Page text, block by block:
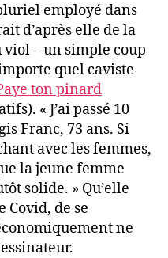
employé dans
d’après elle de la
– un simple coup
quel caviste
ton pinard
« J’ai passé 10
Franc, 73 ans. Si
avec les femmes,
la jeune femme
solide. » Qu’elle
Covid, de se
ne